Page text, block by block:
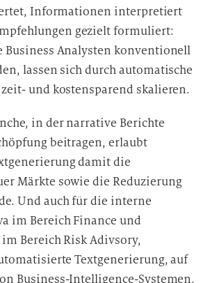
Informationen interpretiert
gezielt formuliert:
Business Analysten konventionell
lassen sich durch automatische
und kostensparend skalieren.
in der narrative Berichte
beitragen, erlaubt
damit die
Märkte sowie die Reduzierung
Und auch für die interne
im Bereich Finance und
Bereich Risk Adivsory,
Textgenerierung, auf
Business-Intelligence-Systemen,